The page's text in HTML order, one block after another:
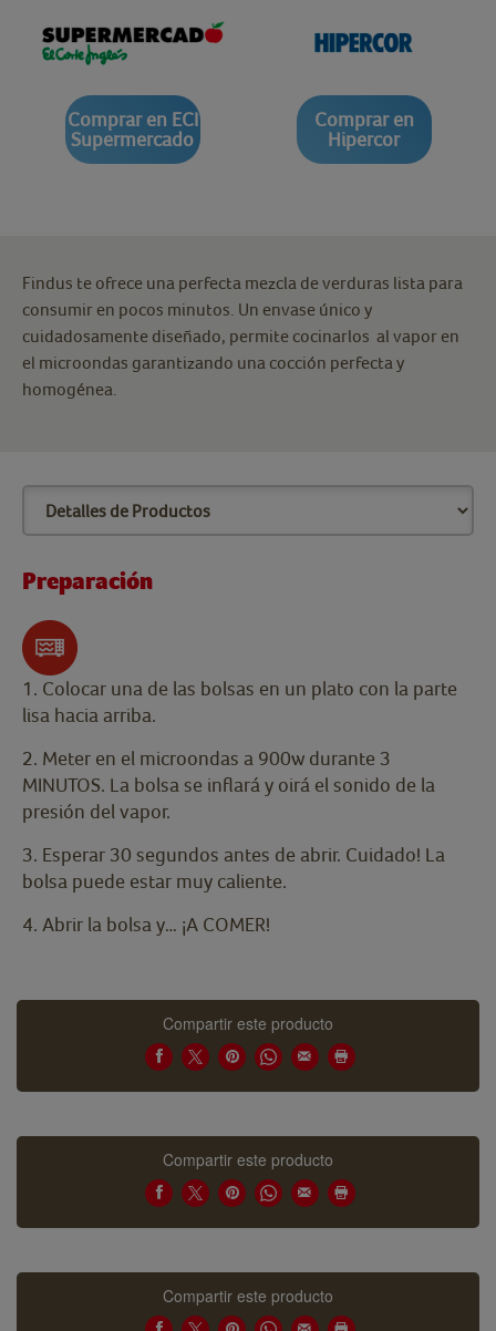
Comprar en ECI
Supermercado
Comprar en
Hipercor
Findus te ofrece una perfecta mezcla de verduras lista para
consumir en pocos minutos. Un envase único y
cuidadosamente diseñado, permite cocinarlos al vapor en
el microondas garantizando una cocción perfecta y
homogénea.
Preparación
1. Colocar una de las bolsas en un plato con la parte
lisa hacia arriba.
2. Meter en el microondas a 900w durante 3
MINUTOS. La bolsa se inflará y oirá el sonido de la
presión del vapor.
3. Esperar 30 segundos antes de abrir. Cuidado! La
bolsa puede estar muy caliente.
4. Abrir la bolsa y… ¡A COMER!
Compartir este producto
Compartir este producto
Compartir este producto